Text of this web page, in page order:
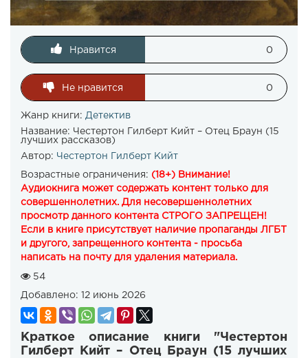
Нравится 0
Не нравится 0
Жанр книги: Детектив
Название: Честертон Гилберт Кийт – Отец Браун (15
лучших рассказов)
Автор: Честертон Гилберт Кийт
Возрастные ограничения: (18+) Внимание!
Аудиокнига может содержать контент только для
совершеннолетних. Для несовершеннолетних
просмотр данного контента СТРОГО ЗАПРЕЩЕН!
Если в книге присутствует наличие пропаганды ЛГБТ
и другого, запрещенного контента - просьба
написать на почту для удаления материала.
54
Добавлено: 12 июнь 2026
Краткое описание книги "Честертон
Гилберт Кийт – Отец Браун (15 лучших